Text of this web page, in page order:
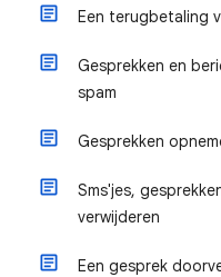
Een terugbetaling
Gesprekken en
spam
Gesprekken
Sms'jes,
verwijderen
Een gesprek